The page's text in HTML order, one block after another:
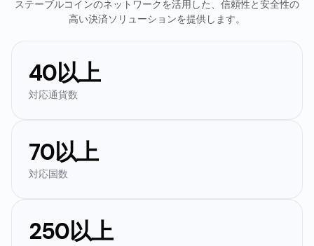
ステーブルコインのネットワークを活用した、信頼性と安全性の
高い決済ソリューションを提供します。
40以上
対応通貨数
70以上
対応国数
250以上